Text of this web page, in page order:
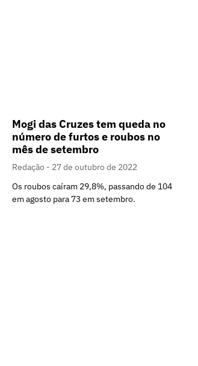
Mogi das Cruzes tem queda no
número de furtos e roubos no
mês de setembro
Redação
27 de outubro de 2022
Os roubos caíram 29,8%, passando de 104
em agosto para 73 em setembro.